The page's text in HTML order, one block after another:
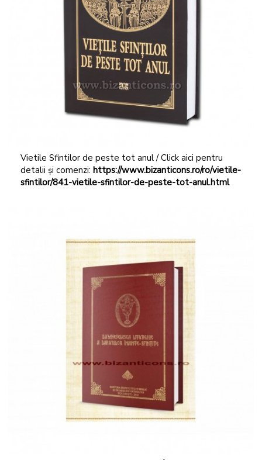
Vietile Sfintilor de peste tot anul / Click aici pentru
detalii și comenzi: https://www.bizanticons.ro/ro/vietile-
sfintilor/841-vietile-sfintilor-de-peste-tot-anul.html